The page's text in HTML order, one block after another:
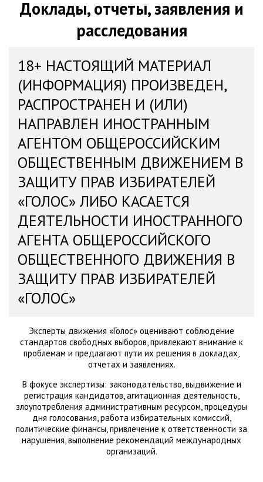
Доклады, отчеты, заявления и
расследования
18+ НАСТОЯЩИЙ МАТЕРИАЛ
(ИНФОРМАЦИЯ) ПРОИЗВЕДЕН,
РАСПРОСТРАНЕН И (ИЛИ)
НАПРАВЛЕН ИНОСТРАННЫМ
АГЕНТОМ ОБЩЕРОССИЙСКИМ
ОБЩЕСТВЕННЫМ ДВИЖЕНИЕМ В
ЗАЩИТУ ПРАВ ИЗБИРАТЕЛЕЙ
«ГОЛОС» ЛИБО КАСАЕТСЯ
ДЕЯТЕЛЬНОСТИ ИНОСТРАННОГО
АГЕНТА ОБЩЕРОССИЙСКОГО
ОБЩЕСТВЕННОГО ДВИЖЕНИЯ В
ЗАЩИТУ ПРАВ ИЗБИРАТЕЛЕЙ
«ГОЛОС»
Эксперты движения «Голос» оценивают соблюдение
стандартов свободных выборов, привлекают внимание к
проблемам и предлагают пути их решения в докладах,
отчетах и заявлениях.
В фокусе экспертизы: законодательство, выдвижение и
регистрация кандидатов, агитационная деятельность,
злоупотребления административным ресурсом, процедуры
дня голосования, работа избирательных комиссий,
политические финансы, привлечение к ответственности за
нарушения, выполнение рекомендаций международных
организаций.